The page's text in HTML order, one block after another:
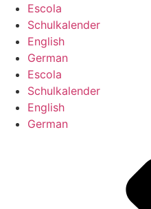
Zum
Inhalt
springen
Escola
Schulkalender
English
German
Escola
Schulkalender
English
German